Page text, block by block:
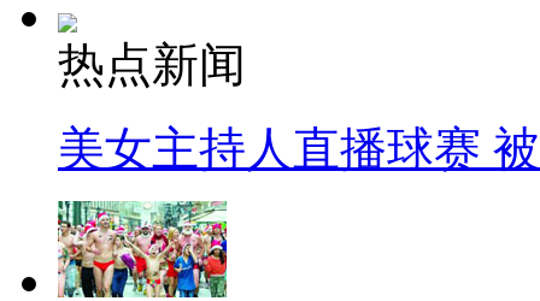
热点新闻
美女主持人直播球赛